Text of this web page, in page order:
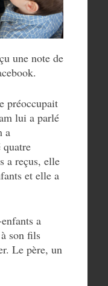
une note de
préoccupait
lui a parlé
a
a reçus, elle
et elle a
a
son fils
Le père, un